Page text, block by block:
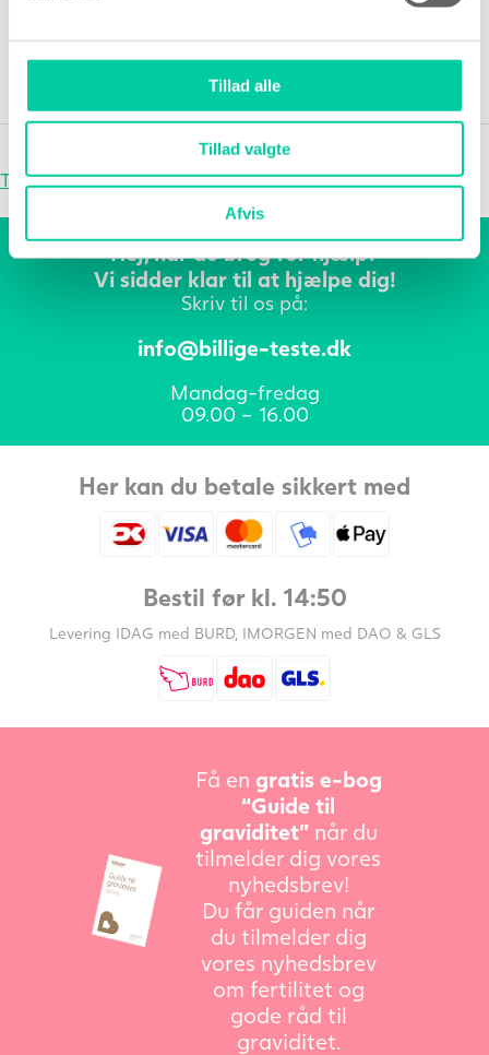
Tillad alle
Tillad valgte
Afvis
Trustpilot
Hej, har du brug for hjælp?
Vi sidder klar til at hjælpe dig!
Skriv til os på:
info@billige-teste.dk
Mandag-fredag
09.00 – 16.00
Her kan du betale sikkert med
Bestil før kl. 14:50
Levering IDAG med BURD, IMORGEN med DAO & GLS
Få en gratis e-bog
“Guide til
graviditet”når du
tilmelder dig vores
nyhedsbrev!
Du får guiden når
du tilmelder dig
vores nyhedsbrev
om fertilitet og
gode råd til
graviditet.